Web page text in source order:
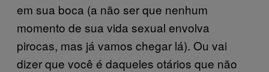
em sua boca (a não ser que nenhum
momento de sua vida sexual envolva
pirocas, mas já vamos chegar lá). Ou vai
dizer que você é daqueles otários que não